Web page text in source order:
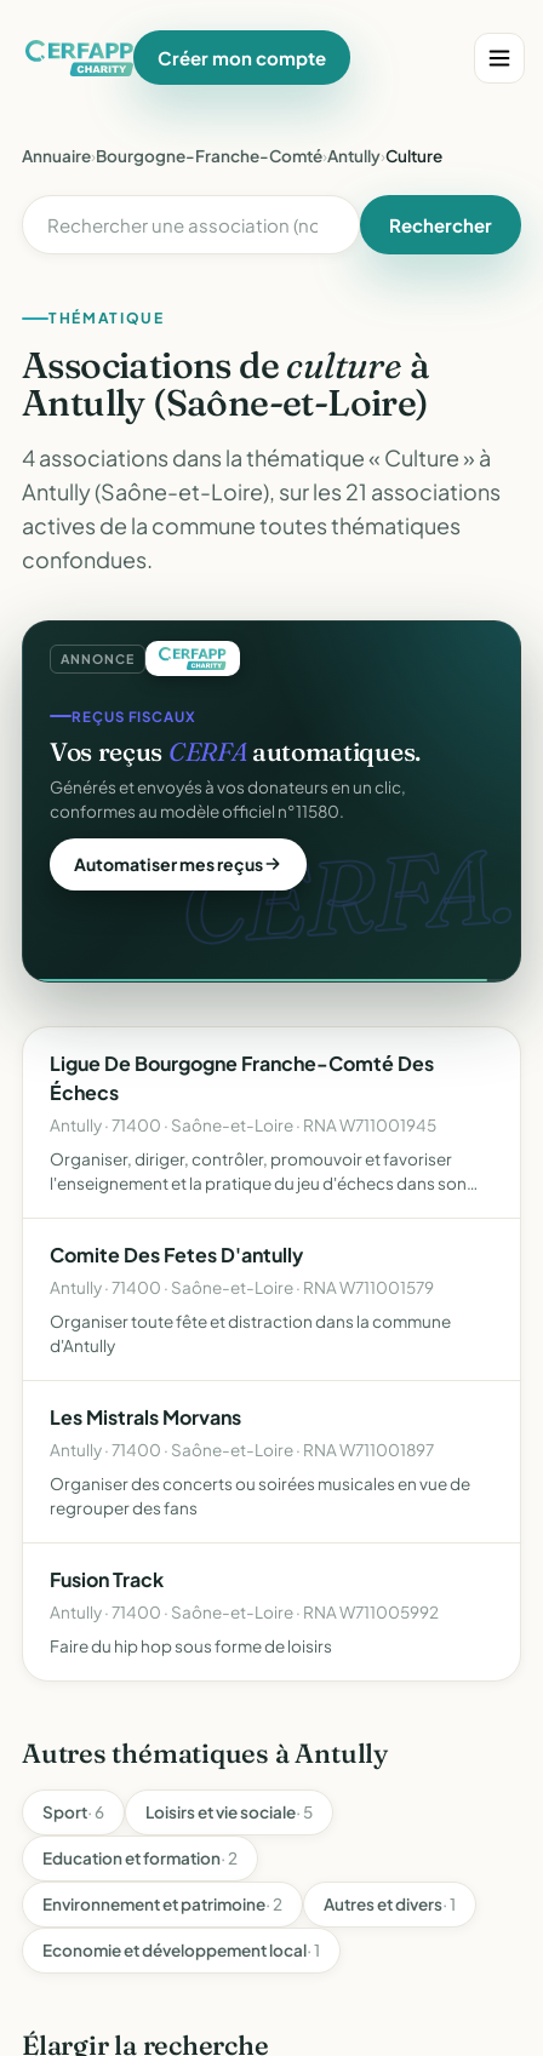
Créer mon compte
Annuaire›Bourgogne-Franche-Comté›Antully›Culture
Rechercher
THÉMATIQUE
Associations deculture à
Antully (Saône-et-Loire)
4 associations dans la thématique « Culture » à
Antully (Saône-et-Loire), sur les 21 associations
actives de la commune toutes thématiques
confondues.
ANNONCE
CERFA.
REÇUS FISCAUX
Vos reçus CERFAautomatiques.
Générés et envoyés à vos donateurs en un clic,
conformes au modèle officiel n°11580.
Automatiser mes reçus
Ligue De Bourgogne Franche-Comté Des
Échecs
Antully · 71400 · Saône-et-Loire · RNA W711001945
Organiser, diriger, contrôler, promouvoir et favoriser
l'enseignement et la pratique du jeu d'échecs dans son
Comite Des Fetes D'antully
Antully · 71400 · Saône-et-Loire · RNA W711001579
Organiser toute fête et distraction dans la commune
d'Antully
Les Mistrals Morvans
Antully · 71400 · Saône-et-Loire · RNA W711001897
Organiser des concerts ou soirées musicales en vue de
regrouper des fans
Fusion Track
Antully · 71400 · Saône-et-Loire · RNA W711005992
Faire du hip hop sous forme de loisirs
Autres thématiques à Antully
Sport· 6 Loisirs et vie sociale· 5
Education et formation· 2
Environnement et patrimoine· 2 Autres et divers· 1
Economie et développement local· 1
Élargir la recherche